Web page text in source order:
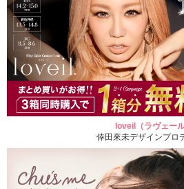
loveil（ラヴェール
倖田來未デザインプロ